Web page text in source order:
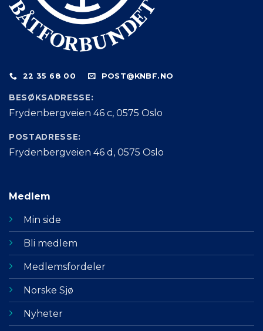
22 35 68 00 POST@KNBF.NO
BESØKSADRESSE:
Frydenbergveien 46 c, 0575 Oslo
POSTADRESSE:
Frydenbergveien 46 d, 0575 Oslo
Medlem
Min side
Bli medlem
Medlemsfordeler
Norske Sjø
Nyheter